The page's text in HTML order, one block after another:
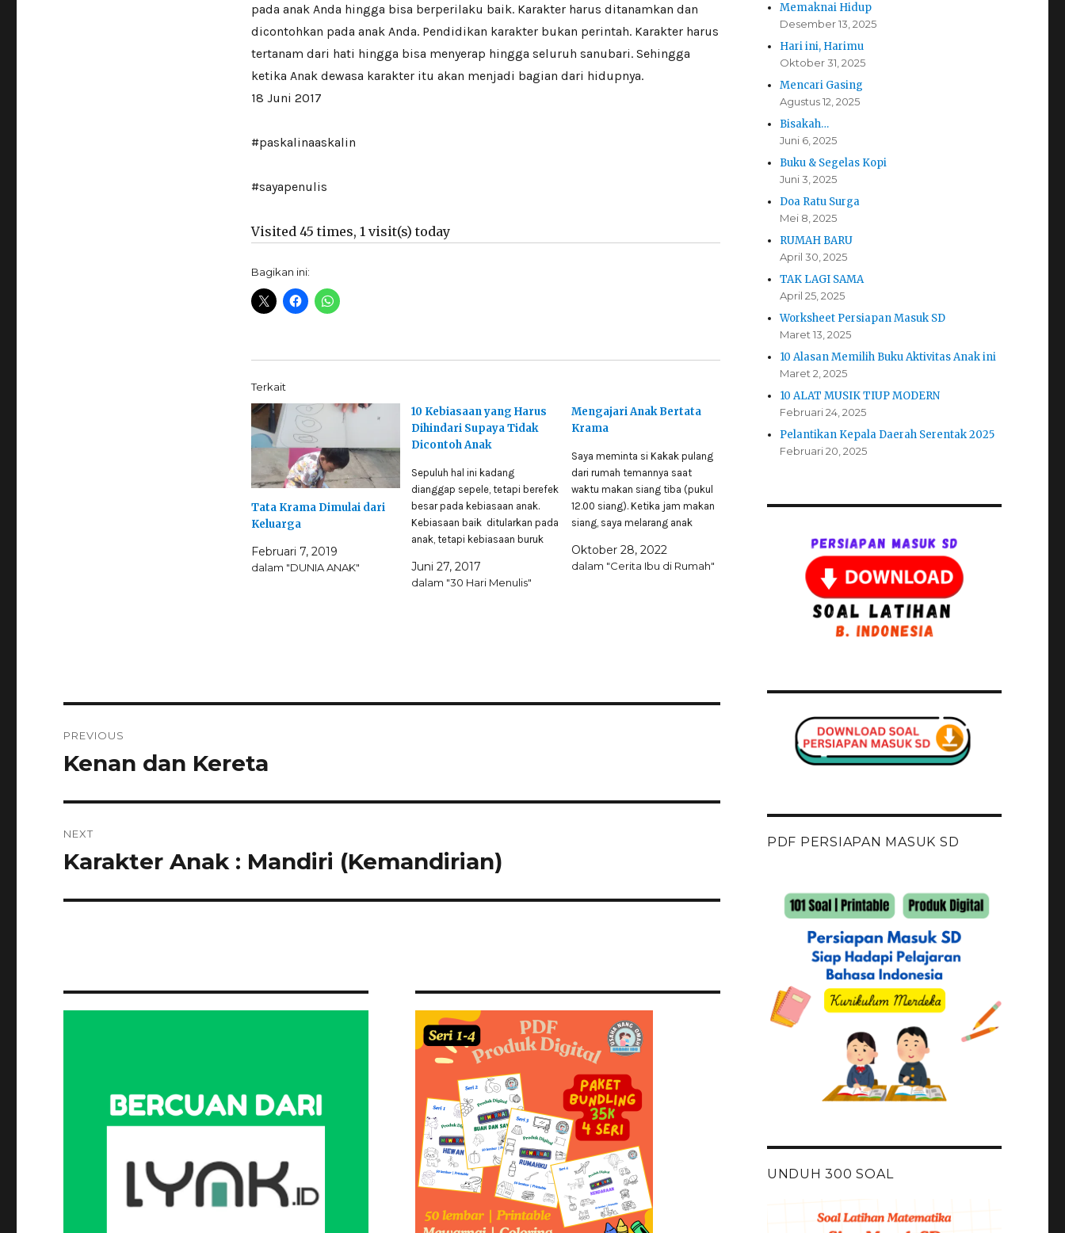
pada anak Anda hingga bisa berperilaku baik. Karakter harus ditanamkan dan
dicontohkan pada anak Anda. Pendidikan karakter bukan perintah. Karakter harus
tertanam dari hati hingga bisa menyerap hingga seluruh sanubari. Sehingga
ketika Anak dewasa karakter itu akan menjadi bagian dari hidupnya.
18 Juni 2017
#paskalinaaskalin
#sayapenulis
Visited 45 times, 1 visit(s) today
Bagikan ini:
Terkait
Tata Krama Dimulai dari
Keluarga
Februari 7, 2019
dalam "DUNIA ANAK"
​10 Kebiasaan yang Harus
Dihindari Supaya Tidak
Dicontoh Anak
Sepuluh hal ini kadang
dianggap sepele, tetapi berefek
besar pada kebiasaan anak.
Kebiasaan baik ditularkan pada
anak, tetapi kebiasaan buruk
tidak ikut-ikutan. Orangtua bisa
saja menasihati anak tidak
Juni 27, 2017
dalam "30 Hari Menulis"
Mengajari Anak Bertata
Krama
Saya meminta si Kakak pulang
dari rumah temannya saat
waktu makan siang tiba (pukul
12.00 siang). Ketika jam makan
siang, saya melarang anak
atau tetangga. Nanti dikiranya
mau minta makan siang🤭. Atau,
Oktober 28, 2022
dalam "Cerita Ibu di Rumah"
pos
PREVIOUS
Previous
Kenan dan Kereta
NEXT
Next
Karakter Anak : Mandiri (Kemandirian)
Memaknai Hidup
Desember 13, 2025
Hari ini, Harimu
Oktober 31, 2025
Mencari Gasing
Agustus 12, 2025
Bisakah…
Juni 6, 2025
Buku & Segelas Kopi
Juni 3, 2025
Doa Ratu Surga
Mei 8, 2025
RUMAH BARU
April 30, 2025
TAK LAGI SAMA
April 25, 2025
Worksheet Persiapan Masuk SD
Maret 13, 2025
10 Alasan Memilih Buku Aktivitas Anak ini
Maret 2, 2025
10 ALAT MUSIK TIUP MODERN
Februari 24, 2025
Pelantikan Kepala Daerah Serentak 2025
Februari 20, 2025
PDF PERSIAPAN MASUK SD
UNDUH 300 SOAL